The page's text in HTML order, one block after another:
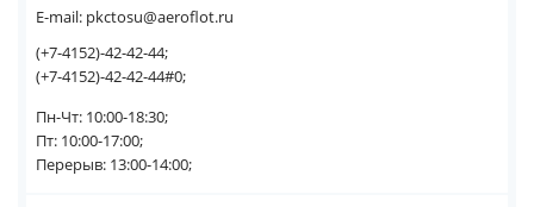
E-mail: pkctosu@aeroflot.ru
(+7-4152)-42-42-44;
(+7-4152)-42-42-44#0;
Пн-Чт: 10:00-18:30;
Пт: 10:00-17:00;
Перерыв: 13:00-14:00;